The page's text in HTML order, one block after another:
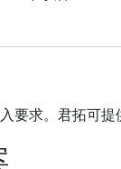
要求。君拓可